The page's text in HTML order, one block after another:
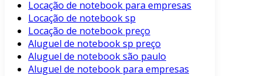
Locação de notebook para empresas
Locação de notebook sp
Locação de notebook preço
Aluguel de notebook sp preço
Aluguel de notebook são paulo
Aluguel de notebook para empresas